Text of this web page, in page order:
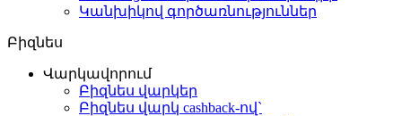
Կանխիկով գործառնություններ
Բիզնես
Վարկավորում
Բիզնես վարկեր
Բիզնես վարկ cashback-ով`